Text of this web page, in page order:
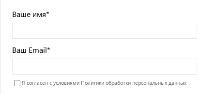
Ваше имя*
Ваш Email*
Я согласен с условиями Политики обработки персональных данных